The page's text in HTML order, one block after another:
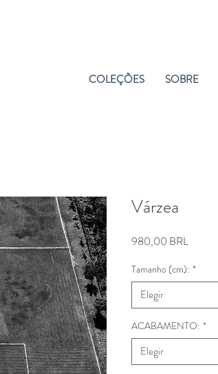
COLEÇÕES SOBRE
Várzea
980,00 BRLPrecio
Tamanho (cm): *
Elegir
ACABAMENTO: *
Elegir